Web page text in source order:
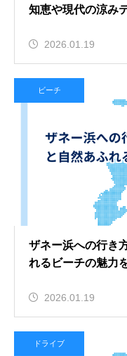
知恵や現代の涼み
2026.01.19
ビーチ
ザネー浜への行き
れるビーチの魅力
2026.01.19
ドライブ